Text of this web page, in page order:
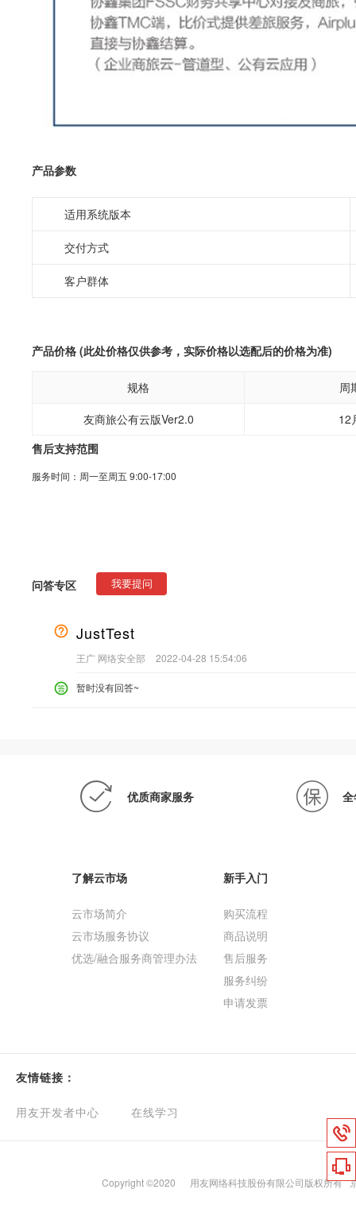
产品参数
适用系统版本
交付方式
客户群体
产品价格 (此处价格仅供参考，实际价格以选配后的价格为准)
规格
周
友商旅公有云版Ver2.0
12
售后支持范围
服务时间：周一至周五 9:00-17:00
问答专区 我要提问
JustTest
王广 网络安全部 2022-04-28 15:54:06
暂时没有回答~
优质商家服务
了解云市场
云市场简介
云市场服务协议
优选/融合服务商管理办法
新手入门
购买流程
商品说明
售后服务
服务纠纷
申请发票
友情链接：
用友开发者中心 在线学习
Copyright ©2020 用友网络科技股份有限公司版权所有